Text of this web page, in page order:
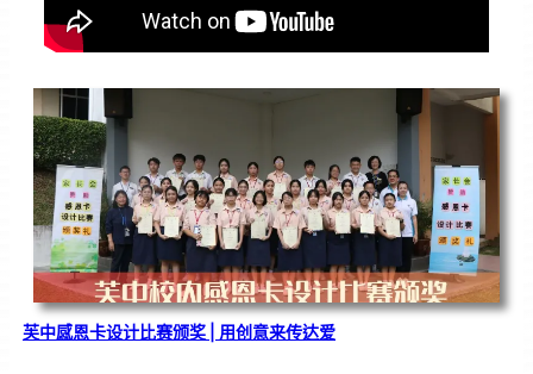
芙中感恩卡设计比赛颁奖 | 用创意来传达爱